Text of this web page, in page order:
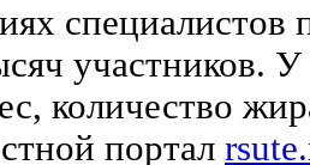
специалистов
участников.
количество
портал